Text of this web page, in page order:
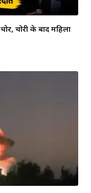
चोरी के बाद महिला